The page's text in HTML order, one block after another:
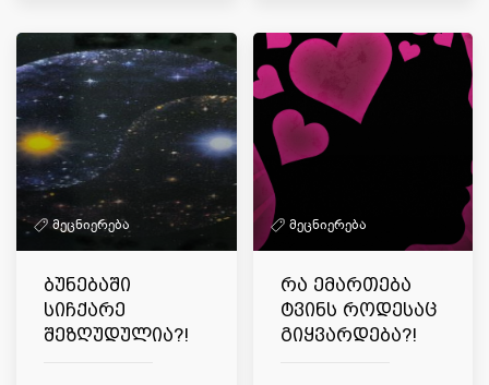
მეცნიერება
ბუნებაში
სიჩქარე
შეზღუდულია?!
მეცნიერება
რა ემართება
ტვინს როდესაც
გიყვარდება?!